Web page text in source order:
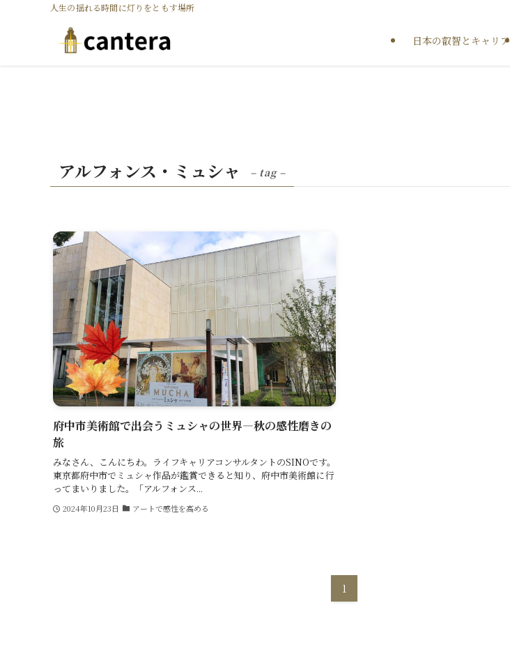
人生の揺れる時間に灯りをともす場所
日本の叡智とキャリア
アルフォンス・ミュシャ – tag –
府中市美術館で出会うミュシャの世界—秋の感性磨きの
旅
みなさん、こんにちわ。ライフキャリアコンサルタントのSINOです。
東京都府中市でミュシャ作品が鑑賞できると知り、府中市美術館に行
ってまいりました。「アルフォンス...
2024年10月23日 アートで感性を高める
1